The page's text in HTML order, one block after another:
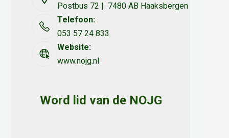
Postbus 72 | 7480 AB Haaksbergen
Telefoon:
053 57 24 833
Website:
www.nojg.nl
Word lid van de NOJG